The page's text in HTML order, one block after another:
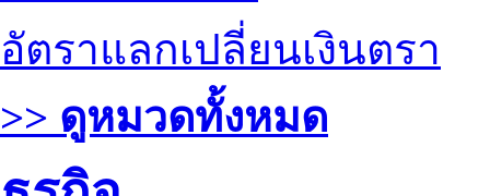
อัตราแลกเปลี่ยนเงินตรา
>> ดูหมวดทั้งหมด